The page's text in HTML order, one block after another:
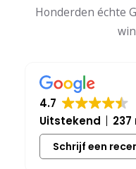
Honderden échte
4.7
Uitstekend
Schrijf een